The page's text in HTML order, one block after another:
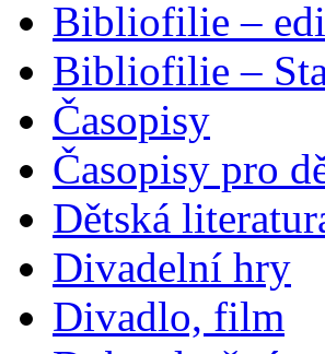
Bibliofilie –
Bibliofilie –
Časopisy
Časopisy pro
Dětská
Divadelní hry
Divadlo, film